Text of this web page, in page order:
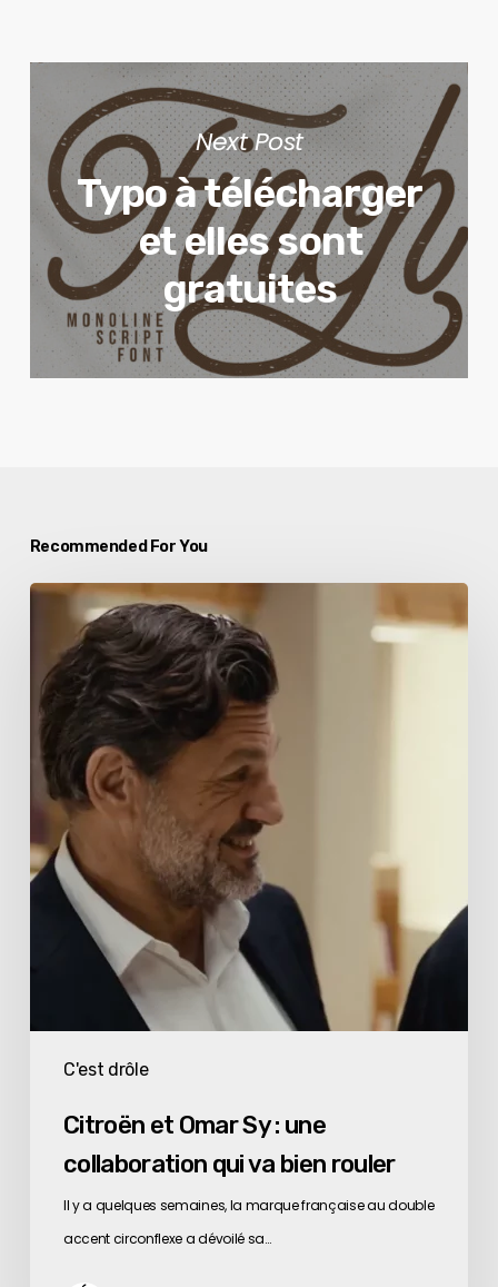
Next Post
Typo à télécharger
et elles sont
gratuites
Recommended For You
C'est drôle
Citroën
Omar
Sy
une
collaboration
va
bien
Citroën et Omar Sy : une
collaboration qui va bien rouler
Il y a quelques semaines, la marque française au double
accent circonflexe a dévoilé sa…